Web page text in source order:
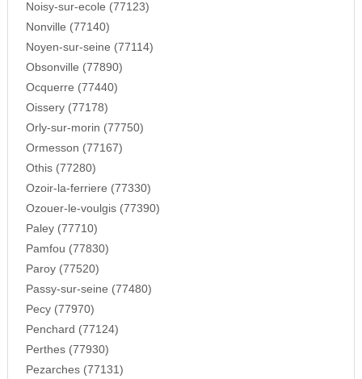
Noisy-sur-ecole (77123)
Nonville (77140)
Noyen-sur-seine (77114)
Obsonville (77890)
Ocquerre (77440)
Oissery (77178)
Orly-sur-morin (77750)
Ormesson (77167)
Othis (77280)
Ozoir-la-ferriere (77330)
Ozouer-le-voulgis (77390)
Paley (77710)
Pamfou (77830)
Paroy (77520)
Passy-sur-seine (77480)
Pecy (77970)
Penchard (77124)
Perthes (77930)
Pezarches (77131)